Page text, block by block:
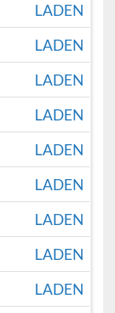
LADEN
LADEN
LADEN
LADEN
LADEN
LADEN
LADEN
LADEN
LADEN